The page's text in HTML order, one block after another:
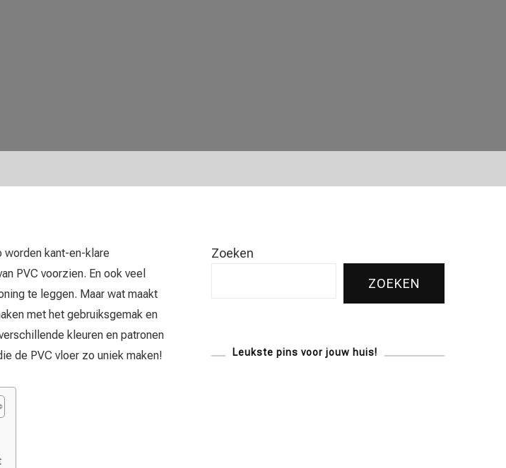
worden kant-en-klare
PVC voorzien. En ook veel
te leggen. Maar wat maakt
met het gebruiksgemak en
kleuren en patronen
de PVC vloer zo uniek maken!
Zoeken
ZOEKEN
Leukste pins voor jouw huis!